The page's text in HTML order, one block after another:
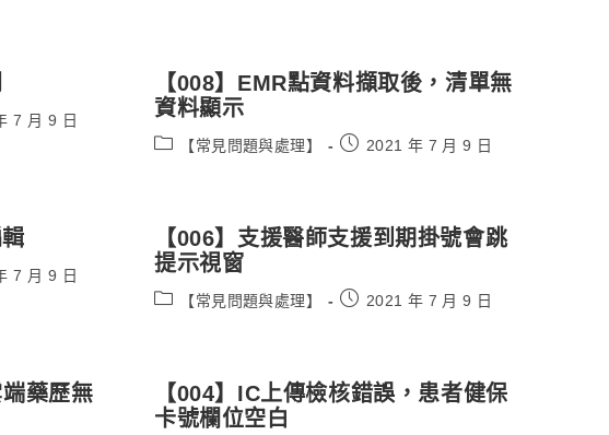
7 月 9 日
【008】EMR點資料擷取後，清單無
資料顯示
Post
【常見問題與處理】
Post2021 年 7 月 9 日
7 月 9 日
【006】支援醫師支援到期掛號會跳
提示視窗
Post
【常見問題與處理】
Post2021 年 7 月 9 日
端藥歷無
【004】IC上傳檢核錯誤，患者健保
卡號欄位空白